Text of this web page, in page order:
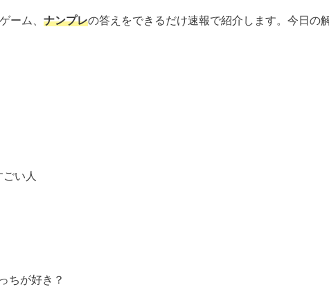
ゲーム、 ナンプレの答えをできるだけ速報で紹介します。今日の
い人
ちが好き？